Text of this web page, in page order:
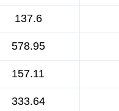
137.6
578.95
157.11
333.64